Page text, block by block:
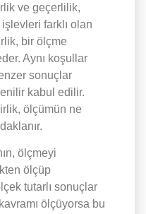
ve geçerlilik,
işlevleri farklı olan
bir ölçme
Aynı koşullar
sonuçlar
kabul edilir.
ölçümün ne
ölçmeyi
ölçüp
tutarlı sonuçlar
ölçüyorsa bu